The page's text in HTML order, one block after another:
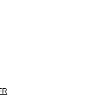
traitement destiné
données est de 3ans. Vous